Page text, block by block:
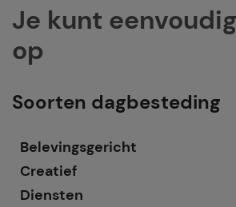
Je kunt
op
Soorten dagbesteding
Belevingsgericht
Creatief
Diensten